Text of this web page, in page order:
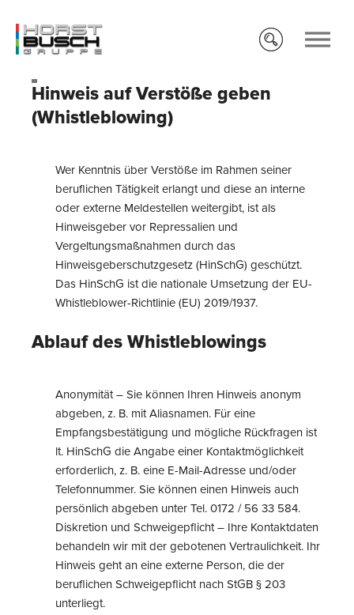
Hinweis auf Verstöße geben
(Whistleblowing)
Wer Kenntnis über Verstöße im Rahmen seiner
beruflichen Tätigkeit erlangt und diese an interne
oder externe Meldestellen weitergibt, ist als
Hinweisgeber vor Repressalien und
Vergeltungsmaßnahmen durch das
Hinweisgeberschutzgesetz (HinSchG) geschützt.
Das HinSchG ist die nationale Umsetzung der EU-
Whistleblower-Richtlinie (EU) 2019/1937.
Ablauf des Whistleblowings
Anonymität – Sie können Ihren Hinweis anonym
abgeben, z. B. mit Aliasnamen. Für eine
Empfangsbestätigung und mögliche Rückfragen ist
lt. HinSchG die Angabe einer Kontaktmöglichkeit
erforderlich, z. B. eine E-Mail-Adresse und/oder
Telefonnummer. Sie können einen Hinweis auch
persönlich abgeben unter Tel. 0172 / 56 33 584.
Diskretion und Schweigepflicht – Ihre Kontaktdaten
behandeln wir mit der gebotenen Vertraulichkeit. Ihr
Hinweis geht an eine externe Person, die der
beruflichen Schweigepflicht nach StGB § 203
unterliegt.